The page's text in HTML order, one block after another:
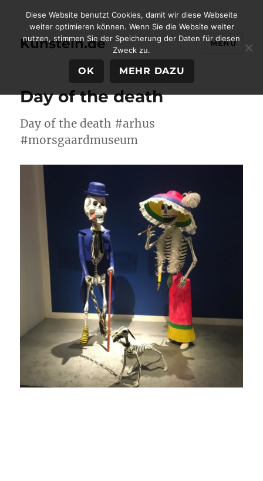
Kunstein.de MENÜ
Day of the death
Day of the death #arhus
#morsgaardmuseum
Diese Website benutzt Cookies, damit wir diese Webseite
weiter optimieren können. Wenn Sie die Website weiter
nutzen, stimmen Sie der Speicherung der Daten für diesen
Zweck zu.
OK MEHR DAZU